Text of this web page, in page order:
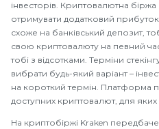
інвесторів. Криптовалютна
отримувати додатковий
схоже на банківський депозит,
свою криптовалюту на певний
тобі з відсотками. Терміни
вибрати будь-який варіант –
на короткий термін. Платформа
доступних криптовалют, для
На криптобіржі Kraken